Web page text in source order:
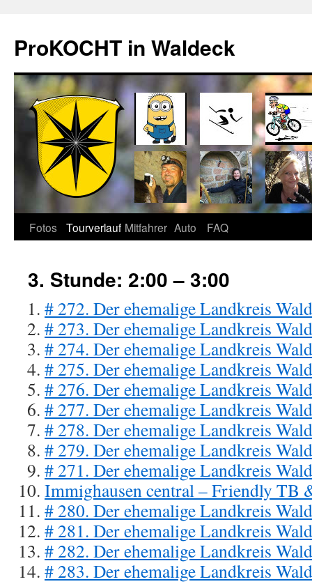
springen
ProKOCHT in Waldeck
Fotos Tourverlauf Mitfahrer Auto FAQ
3. Stunde: 2:00 – 3:00
# 272. Der ehemalige Landkreis
# 273. Der ehemalige Landkreis
# 274. Der ehemalige Landkreis
# 275. Der ehemalige Landkreis
# 276. Der ehemalige Landkreis
# 277. Der ehemalige Landkreis
# 278. Der ehemalige Landkreis
# 279. Der ehemalige Landkreis
# 271. Der ehemalige Landkreis
Immighausen central – Friendly TB
# 280. Der ehemalige Landkreis
# 281. Der ehemalige Landkreis
# 282. Der ehemalige Landkreis
# 283. Der ehemalige Landkreis